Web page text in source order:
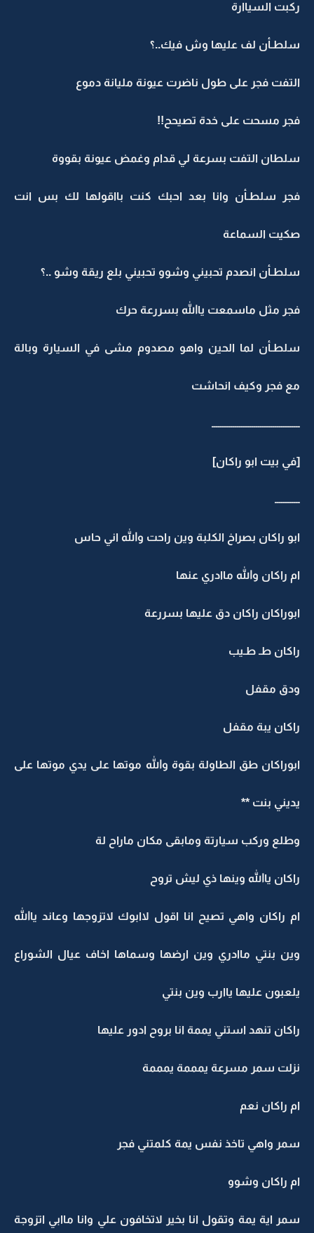
ركبت السياارة
سلطـأن لف عليها وش فيك..؟
التفت فجر على طول ناضرت عيونة مليانة دموع
فجر مسحت على خدة تصيحح!!
سلطان التفت بسرعة لي قدام وغمض عيونة بقووة
فجر سلطـأن وانا بعد احبك كنت بااقولها لك بس انت
صكيت السماعة
سلطـأن انصدم تحبيني وشوو تحبيني بلع ريقة وشو ..؟
فجر مثل ماسمعت ياالله بسررعة حرك
سلطـأن لما الحين واهو مصدوم مشى في السيارة وبالة
مع فجر وكيف انحاشت
ــــــــــــــــــــــــــــــــــــــــــ
[في بيت ابو راكان]
ــــــــــــ
ابو راكان بصراخ الكلبة وين راحت والله اني حاس
ام راكان والله ماادري عنها
ابوراكان راكان دق عليها بسررعة
راكان طـ طـيب
ودق مقفل
راكان يبة مقفل
ابوراكان طق الطاولة بقوة والله موتها على يدي موتها على
يديني بنت **
وطلع وركب سيارتة ومابقى مكان ماراح لة
راكان ياالله وينها ذي ليش تروح
ام راكان واهي تصيح انا اقول لاابوك لاتزوجها وعاند ياالله
وين بنتي ماادري وين ارضها وسماها اخاف عيال الشوراع
يلعبون عليها ياارب وين بنتي
راكان تنهد استني يممة انا بروح ادور عليها
نزلت سمر مسرعة يمممة يمممة
ام راكان نعم
سمر واهي تاخذ نفس يمة كلمتني فجر
ام راكان وشوو
سمر اية يمة وتقول انا بخير لاتخافون علي وانا ماابي اتزوجة